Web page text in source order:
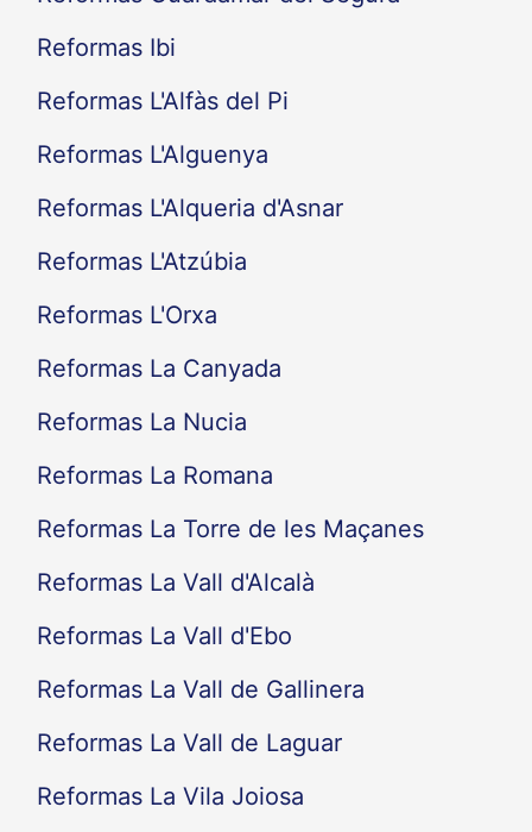
Reformas Ibi
Reformas L'Alfàs del Pi
Reformas L'Alguenya
Reformas L'Alqueria d'Asnar
Reformas L'Atzúbia
Reformas L'Orxa
Reformas La Canyada
Reformas La Nucia
Reformas La Romana
Reformas La Torre de les Maçanes
Reformas La Vall d'Alcalà
Reformas La Vall d'Ebo
Reformas La Vall de Gallinera
Reformas La Vall de Laguar
Reformas La Vila Joiosa